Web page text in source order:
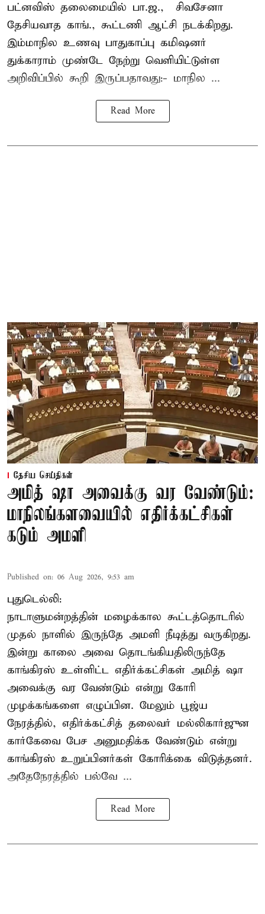
பட்னவிஸ் தலைமையில் பா.ஜ., – சிவசேனா –
தேசியவாத காங்., கூட்டணி ஆட்சி நடக்கிறது.
இம்மாநில உணவு பாதுகாப்பு கமிஷனர்
துக்காராம் முண்டே நேற்று வெளியிட்டுள்ள
அறிவிப்பில் கூறி இருப்பதாவது:- மாநில ...
Read More
தேசிய செய்திகள்
அமித் ஷா அவைக்கு வர வேண்டும்:
மாநிலங்களவையில் எதிர்க்கட்சிகள்
கடும் அமளி
Published on: 06 Aug 2026, 9:53 am
புதுடெல்லி:
நாடாளுமன்றத்தின் மழைக்கால கூட்டத்தொடரில்
முதல் நாளில் இருந்தே அமளி நீடித்து வருகிறது.
இன்று காலை அவை தொடங்கியதிலிருந்தே
காங்கிரஸ் உள்ளிட்ட எதிர்க்கட்சிகள் அமித் ஷா
அவைக்கு வர வேண்டும் என்று கோரி
முழக்கங்களை எழுப்பின. மேலும் பூஜ்ய
நேரத்தில், எதிர்க்கட்சித் தலைவர் மல்லிகார்ஜுன
கார்கேவை பேச அனுமதிக்க வேண்டும் என்று
காங்கிரஸ் உறுப்பினர்கள் கோரிக்கை விடுத்தனர்.
அதேநேரத்தில் பல்வே ...
Read More